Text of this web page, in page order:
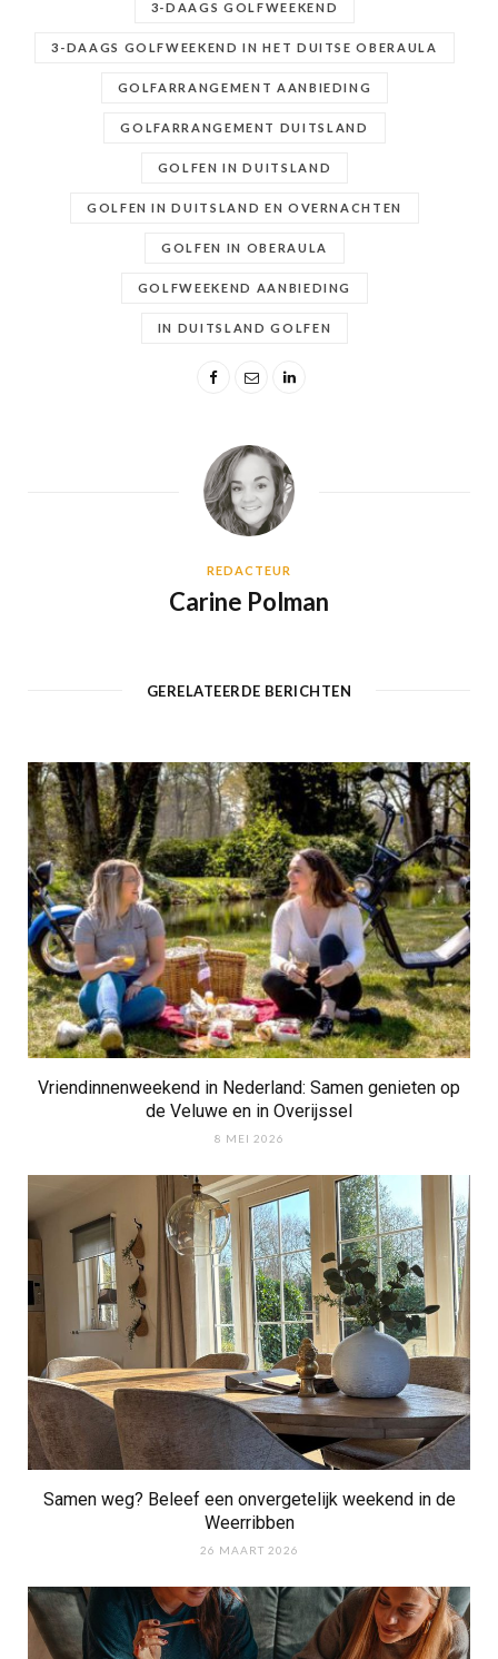
3-DAAGS GOLFWEEKEND
3-DAAGS GOLFWEEKEND IN HET DUITSE OBERAULA
GOLFARRANGEMENT AANBIEDING
GOLFARRANGEMENT DUITSLAND
GOLFEN IN DUITSLAND
GOLFEN IN DUITSLAND EN OVERNACHTEN
GOLFEN IN OBERAULA
GOLFWEEKEND AANBIEDING
IN DUITSLAND GOLFEN
REDACTEUR
Carine Polman
GERELATEERDE BERICHTEN
Vriendinnenweekend in Nederland: Samen genieten op
de Veluwe en in Overijssel
8 MEI 2026
Samen weg? Beleef een onvergetelijk weekend in de
Weerribben
26 MAART 2026